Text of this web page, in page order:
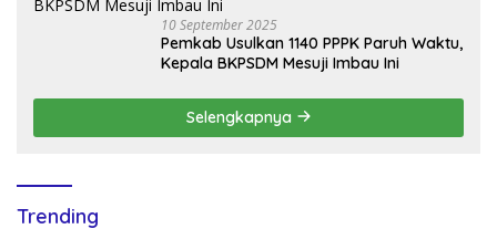
10 September 2025
Pemkab Usulkan 1140 PPPK Paruh Waktu,
Kepala BKPSDM Mesuji Imbau Ini
Selengkapnya
Trending